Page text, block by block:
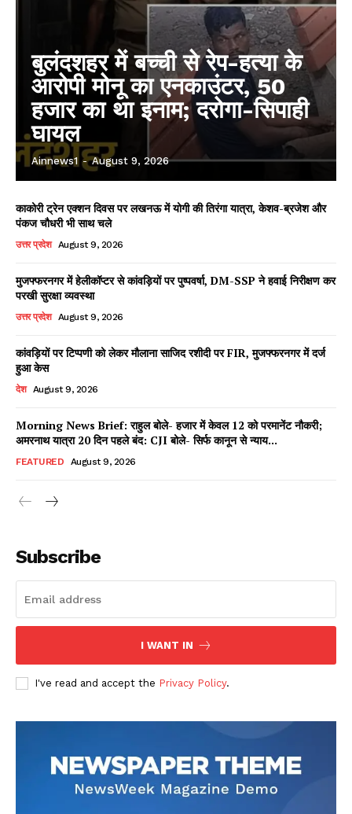
Contact Us
About Us
Terms of Use Agreement
Facebook
बुलंदशहर में बच्ची से रेप-हत्या के
आरोपी मोनू का एनकाउंटर, 50
हजार का था इनाम; दरोगा-सिपाही
घायल
Ainnews1 - August 9, 2026
काकोरी ट्रेन एक्शन दिवस पर लखनऊ में योगी की तिरंगा यात्रा, केशव-ब्रजेश और
पंकज चौधरी भी साथ चले
उत्तर प्रदेश August 9, 2026
मुजफ्फरनगर में हेलीकॉप्टर से कांवड़ियों पर पुष्पवर्षा, DM-SSP ने हवाई निरीक्षण कर
परखी सुरक्षा व्यवस्था
उत्तर प्रदेश August 9, 2026
कांवड़ियों पर टिप्पणी को लेकर मौलाना साजिद रशीदी पर FIR, मुजफ्फरनगर में दर्ज
हुआ केस
देश August 9, 2026
Morning News Brief: राहुल बोले- हजार में केवल 12 को परमानेंट नौकरी;
अमरनाथ यात्रा 20 दिन पहले बंद: CJI बोले- सिर्फ कानून से न्याय...
FEATURED August 9, 2026
Subscribe
I WANT IN
I've read and accept the Privacy Policy.